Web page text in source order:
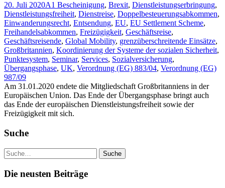
20. Juli 2020A1 Bescheinigung, Brexit, Dienstleistungserbringung,
Dienstleistungsfreiheit, Dienstreise, Doppelbesteuerungsabkommen,
Einwanderungsrecht, Entsendung, EU, EU Settlement Scheme,
Freihandelsabkommen, Freizügigkeit, Geschäftsreise,
Geschäftsreisende, Global Mobility, grenzüberschreitende Einsätze,
Großbritannien, Koordinierung der Systeme der sozialen Sicherheit,
Punktesystem, Seminar, Services, Sozialversicherung,
Übergangsphase, UK, Verordnung (EG) 883/04, Verordnung (EG)
987/09
Am 31.01.2020 endete die Mitgliedschaft Großbritanniens in der
Europäischen Union. Das Ende der Übergangsphase bringt auch
das Ende der europäischen Dienstleistungsfreiheit sowie der
Freizügigkeit mit sich.
Suche
Die neusten Beiträge